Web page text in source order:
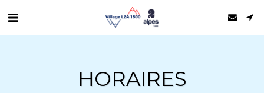
HORAIRES